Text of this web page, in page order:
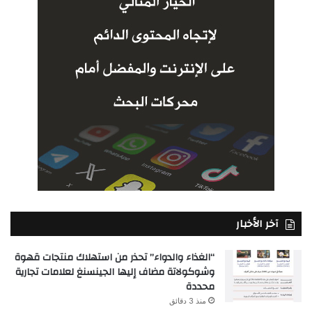
آخر الأخبار
“الغذاء والدواء” تحذر من استهلاك منتجات قهوة
وشوكولاتة مضاف إليها الجينسنغ لعلامات تجارية
محددة
منذ 3 دقائق